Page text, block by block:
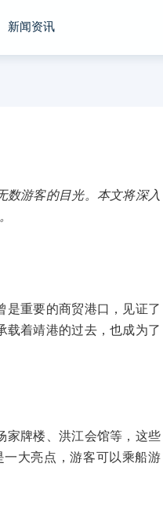
新闻资讯
数游客的目光。本文将深入
是重要的商贸港口，见证了
载着靖港的过去，也成为了
家牌楼、洪江会馆等，这些
大亮点，游客可以乘船游